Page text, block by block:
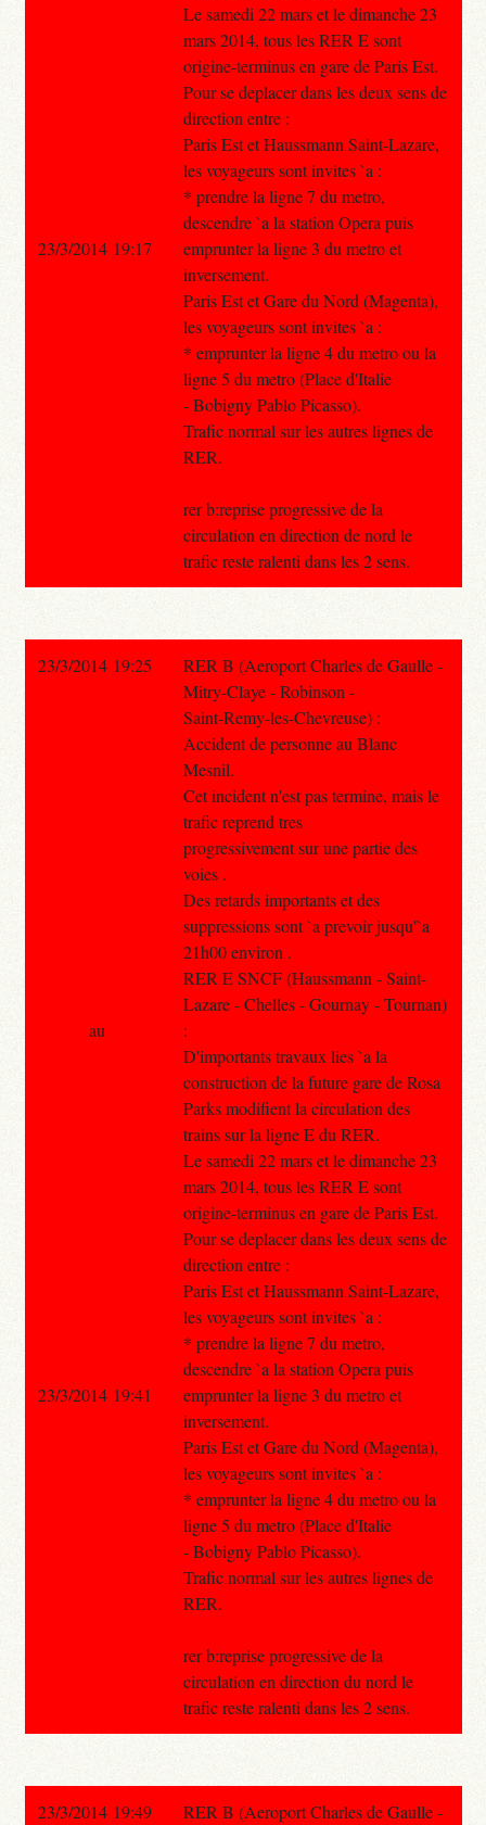
Le samedi 22 mars et le dimanche 23
mars 2014, tous les RER E sont
origine-terminus en gare de Paris Est.
Pour se deplacer dans les deux sens de
direction entre :
Paris Est et Haussmann Saint-Lazare,
les voyageurs sont invites `a :
* prendre la ligne 7 du metro,
descendre `a la station Opera puis
emprunter la ligne 3 du metro et
inversement.
Paris Est et Gare du Nord (Magenta),
les voyageurs sont invites `a :
* emprunter la ligne 4 du metro ou la
ligne 5 du metro (Place d'Italie
- Bobigny Pablo Picasso).
Trafic normal sur les autres lignes de
RER.
rer b:reprise progressive de la
circulation en direction de nord le
trafic reste ralenti dans les 2 sens.
23/3/2014 19:17
23/3/2014 19:25
RER B (Aeroport Charles de Gaulle -
Mitry-Claye - Robinson -
Saint-Remy-les-Chevreuse) :
Accident de personne au Blanc
Mesnil.
Cet incident n'est pas termine, mais le
trafic reprend tres
progressivement sur une partie des
voies .
Des retards importants et des
suppressions sont `a prevoir jusqu'`a
21h00 environ .
RER E SNCF (Haussmann - Saint-
Lazare - Chelles - Gournay - Tournan)
:
D'importants travaux lies `a la
construction de la future gare de Rosa
Parks modifient la circulation des
trains sur la ligne E du RER.
Le samedi 22 mars et le dimanche 23
mars 2014, tous les RER E sont
origine-terminus en gare de Paris Est.
Pour se deplacer dans les deux sens de
direction entre :
Paris Est et Haussmann Saint-Lazare,
les voyageurs sont invites `a :
* prendre la ligne 7 du metro,
descendre `a la station Opera puis
emprunter la ligne 3 du metro et
inversement.
Paris Est et Gare du Nord (Magenta),
les voyageurs sont invites `a :
* emprunter la ligne 4 du metro ou la
ligne 5 du metro (Place d'Italie
- Bobigny Pablo Picasso).
Trafic normal sur les autres lignes de
RER.
rer b:reprise progressive de la
circulation en direction du nord le
trafic reste ralenti dans les 2 sens.
au
23/3/2014 19:41
23/3/2014 19:49 RER B (Aeroport Charles de Gaulle -